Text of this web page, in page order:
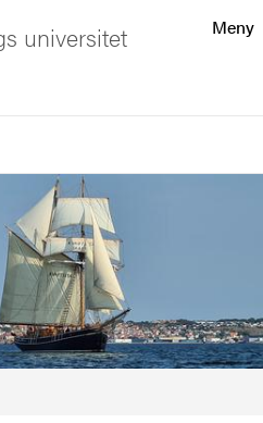
Meny
universitet